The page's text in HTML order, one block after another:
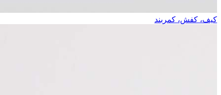
کیف، کفش، کمربند